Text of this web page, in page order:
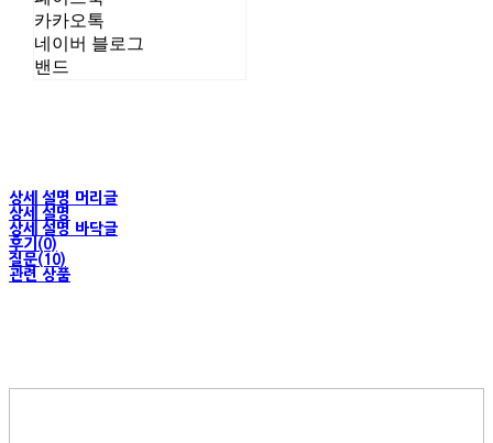
카카오톡
네이버 블로그
밴드
상세 설명 머리글
상세 설명
상세 설명 바닥글
후기(0)
질문(10)
관련 상품